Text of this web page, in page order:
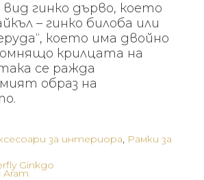
гинко дърво, което
– гинко билоба или
което има двойно
крилцата на
се ражда
образ на
за интериора, Рамки за
Ginkgo
Aram